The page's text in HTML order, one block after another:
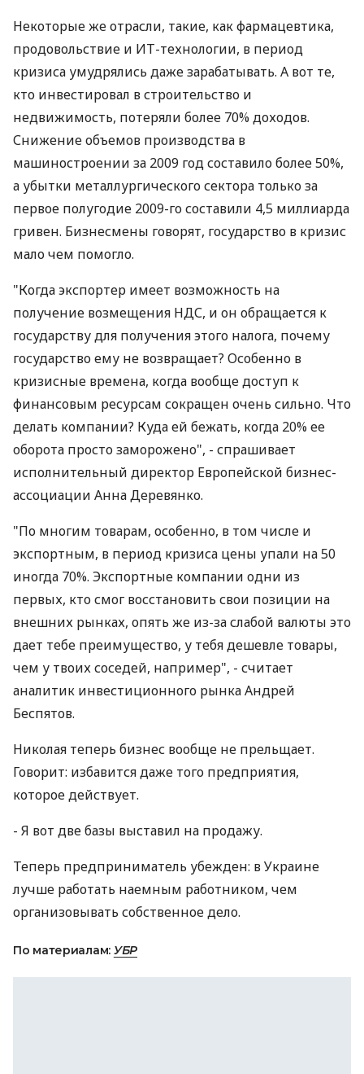
Некоторые же отрасли, такие, как фармацевтика,
продовольствие и ИТ-технологии, в период
кризиса умудрялись даже зарабатывать. А вот те,
кто инвестировал в строительство и
недвижимость, потеряли более 70% доходов.
Снижение объемов производства в
машиностроении за 2009 год составило более 50%,
а убытки металлургического сектора только за
первое полугодие 2009-го составили 4,5 миллиарда
гривен. Бизнесмены говорят, государство в кризис
мало чем помогло.
"Когда экспортер имеет возможность на
получение возмещения НДС, и он обращается к
государству для получения этого налога, почему
государство ему не возвращает? Особенно в
кризисные времена, когда вообще доступ к
финансовым ресурсам сокращен очень сильно. Что
делать компании? Куда ей бежать, когда 20% ее
оборота просто заморожено", - спрашивает
исполнительный директор Европейской бизнес-
ассоциации Анна Деревянко.
"По многим товарам, особенно, в том числе и
экспортным, в период кризиса цены упали на 50
иногда 70%. Экспортные компании одни из
первых, кто смог восстановить свои позиции на
внешних рынках, опять же из-за слабой валюты это
дает тебе преимущество, у тебя дешевле товары,
чем у твоих соседей, например", - считает
аналитик инвестиционного рынка Андрей
Беспятов.
Николая теперь бизнес вообще не прельщает.
Говорит: избавится даже того предприятия,
которое действует.
- Я вот две базы выставил на продажу.
Теперь предприниматель убежден: в Украине
лучше работать наемным работником, чем
организовывать собственное дело.
По материалам: УБР